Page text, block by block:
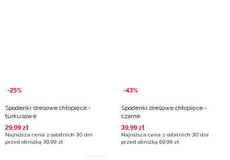
-25%
Spodenki dresowe chłopięce -
turkusowe
29,99 zł
Najniższa cena z ostatnich 30 dni
przed obniżką 39,99 zł
-43%
Spodenki dresowe chłopięce -
czarne
39,99 zł
Najniższa cena z ostatnich 30 dni
przed obniżką 69,99 zł